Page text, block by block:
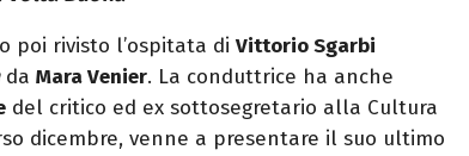
poi rivisto l’ospitata di Vittorio Sgarbi
da Mara Venier. La conduttrice ha anche
del critico ed ex sottosegretario alla Cultura
dicembre, venne a presentare il suo ultimo